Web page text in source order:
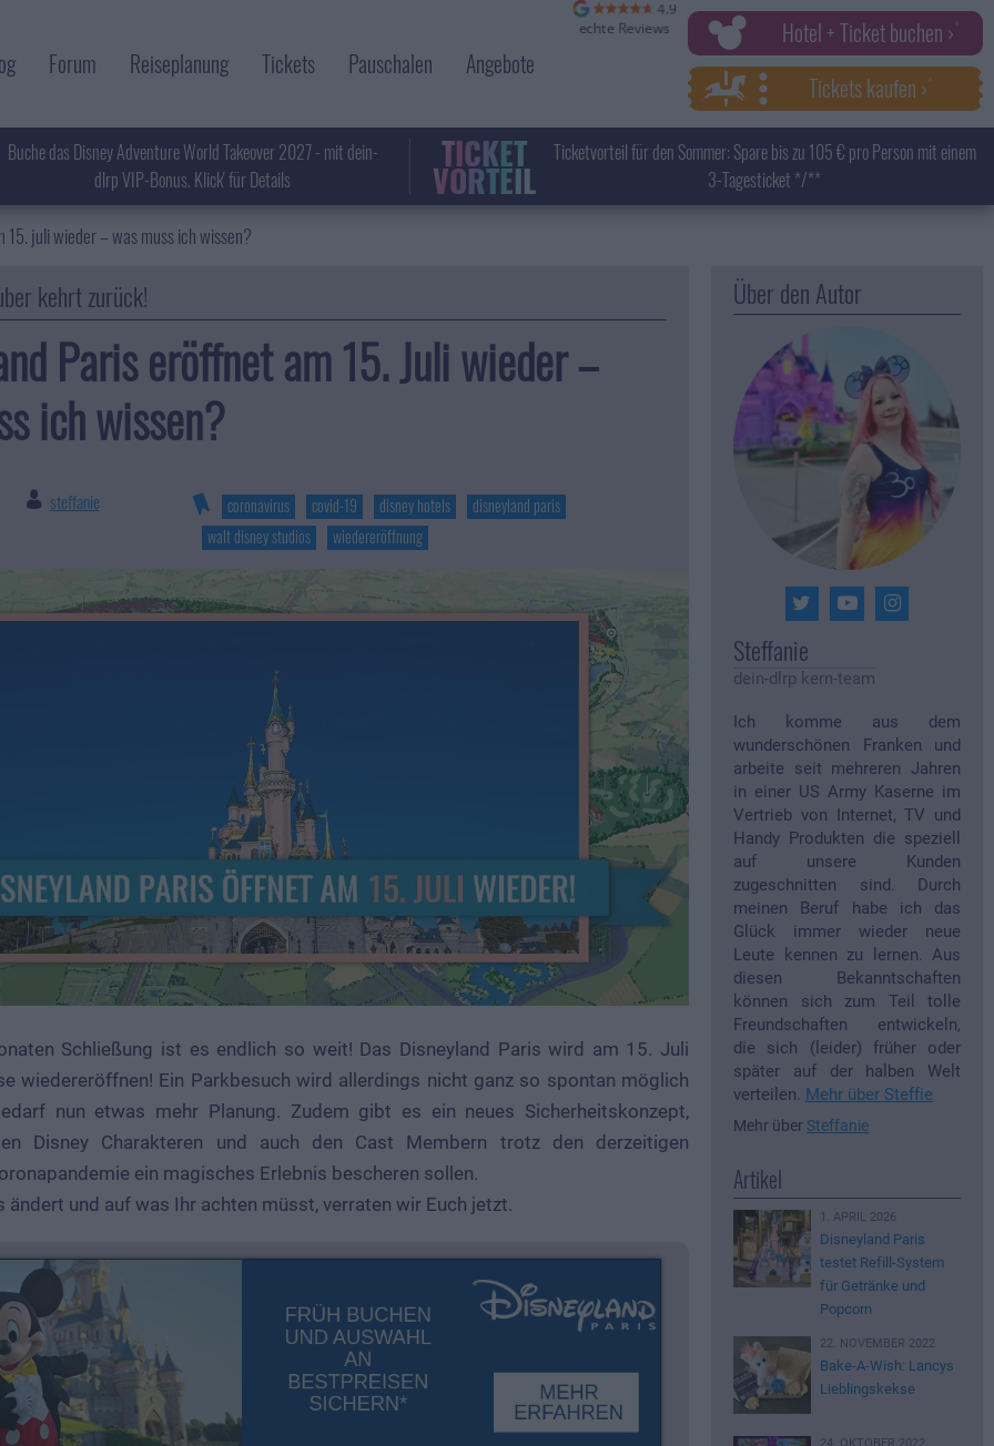
Forum Reiseplanung Tickets Pauschalen Angebote
Hotel + Ticket buchen ›
Tickets kaufen ›
Buche das Disney Adventure World Takeover 2027 - mit dein-
dlrp VIP-Bonus. Klick' für Details
TICKET
VORTEIL
Ticketvorteil für den Sommer: Spare bis zu 105 € pro Person mit einem
3-Tagesticket */**
juli wieder – was muss ich wissen?
kehrt zurück!
Paris eröffnet am 15. Juli wieder –
ich wissen?
steffanie coronavirus covid-19 disney hotels
disneyland paris
walt disney studios
wiedereröffnung
Schließung ist es endlich so weit! Das Disneyland Paris wird am 15. Juli
wiedereröffnen! Ein Parkbesuch wird allerdings nicht ganz so spontan möglich
nun etwas mehr Planung. Zudem gibt es ein neues Sicherheitskonzept,
Disney Charakteren und auch den Cast Membern trotz den derzeitigen
ein magisches Erlebnis bescheren sollen.
ändert und auf was Ihr achten müsst, verraten wir Euch jetzt.
Über den Autor
Steffanie
dein-dlrp kern-team
Ich komme aus dem
wunderschönen Franken und
arbeite seit mehreren Jahren
in einer US Army Kaserne im
Vertrieb von Internet, TV und
Handy Produkten die speziell
auf unsere Kunden
zugeschnitten sind. Durch
meinen Beruf habe ich das
Glück immer wieder neue
Leute kennen zu lernen. Aus
diesen Bekanntschaften
können sich zum Teil tolle
Freundschaften entwickeln,
die sich (leider) früher oder
später auf der halben Welt
verteilen. Mehr über Steffie
Mehr über Steffanie
Artikel
1. APRIL 2026
Disneyland Paris
testet Refill-System
für Getränke und
Popcorn
22. NOVEMBER 2022
Bake-A-Wish: Lancys
Lieblingskekse
24. OKTOBER 2022